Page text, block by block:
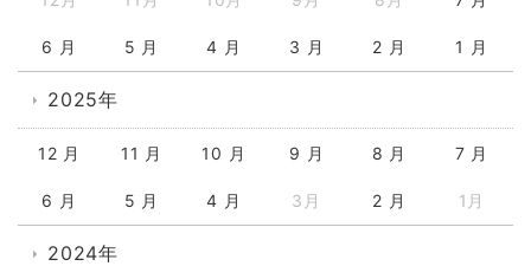
6 月 5 月 4 月 3 月 2 月 1 月
2025年
12 月 11 月 10 月 9 月 8 月 7 月
6 月 5 月 4 月 3月 2 月 1月
2024年